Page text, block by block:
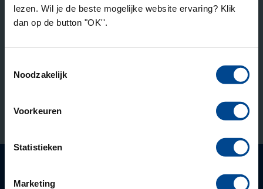
lezen. Wil je de beste mogelijke website ervaring? Klik
dan op de button "OK''.
Noodzakelijk
Voorkeuren
Statistieken
Marketing
Elk kwartaal sturen we nieuw gepubliceerde
kennisartikelen en houden we je op de hoogte van (gratis)
academische opleidingen.